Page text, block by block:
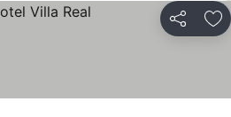
Compartir